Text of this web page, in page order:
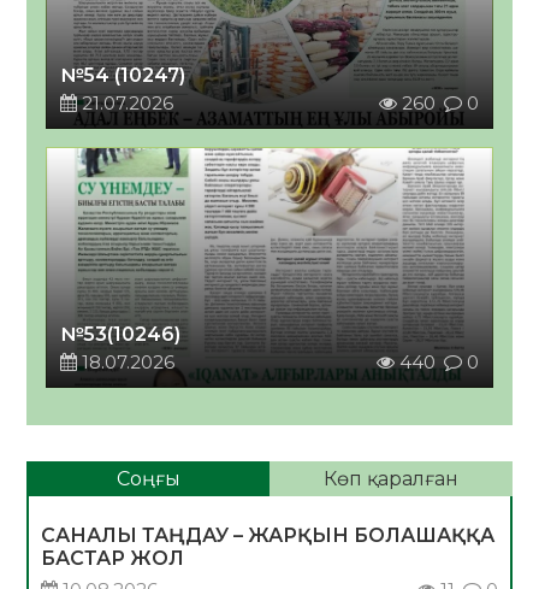
№54 (10247)
21.07.2026
260 0
№53(10246)
18.07.2026
440 0
Соңғы Көп қаралған
САНАЛЫ ТАҢДАУ – ЖАРҚЫН БОЛАШАҚҚА
БАСТАР ЖОЛ